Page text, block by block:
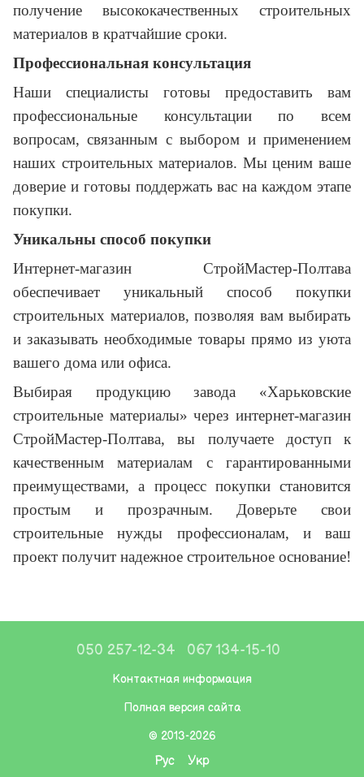
получение высококачественных строительных
материалов в кратчайшие сроки.
Профессиональная консультация
Наши специалисты готовы предоставить вам
профессиональные консультации по всем
вопросам, связанным с выбором и применением
наших строительных материалов. Мы ценим ваше
доверие и готовы поддержать вас на каждом этапе
покупки.
Уникальны способ покупки
Интернет-магазин СтройМастер-Полтава
обеспечивает уникальный способ покупки
строительных материалов, позволяя вам выбирать
и заказывать необходимые товары прямо из уюта
вашего дома или офиса.
Выбирая продукцию завода «Харьковские
строительные материалы» через интернет-магазин
СтройМастер-Полтава, вы получаете доступ к
качественным материалам с гарантированными
преимуществами, а процесс покупки становится
простым и прозрачным. Доверьте свои
строительные нужды профессионалам, и ваш
проект получит надежное строительное основание!
050 257-12-34 067 134-15-10
Контактная информация
Полная версия сайта
© 2013-2026
Рус Укр